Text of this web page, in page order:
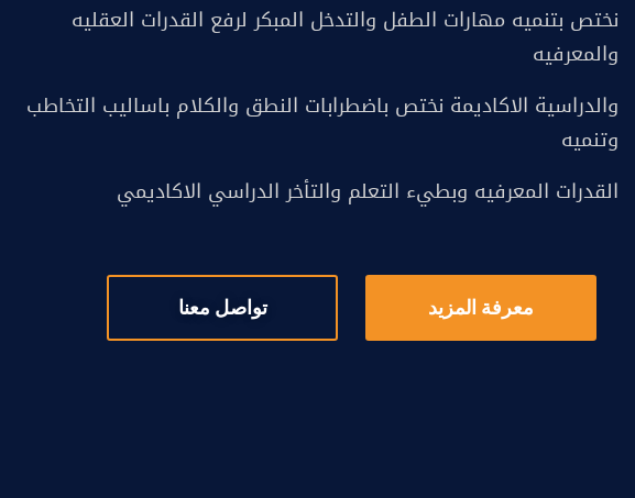
نختص بتنميه مهارات الطفل والتدخل المبكر لرفع القدرات العقليه
والمعرفيه
والدراسية الاكاديمة نختص باضطرابات النطق والكلام باساليب التخاطب
وتنميه
القدرات المعرفيه وبطيء التعلم والتأخر الدراسي الاكاديمي
معرفة المزيد تواصل معنا